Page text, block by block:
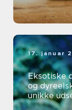
17. januar
Eksotiske
og
unikke